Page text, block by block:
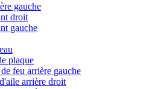
gauche
droit
gauche
plaque
feu arrière gauche
arrière droit